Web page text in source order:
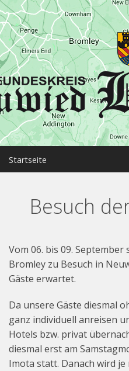
Startseite
Bromley
Beiträge
Vorstand
Besuch
Vom 06. bis 09.
Bromley zu Besuch in
Gäste erwartet.
Da unsere Gäste diesmal
ganz individuell anreisen
Hotels bzw. privat
diesmal erst am
Imota statt. Danach wird je